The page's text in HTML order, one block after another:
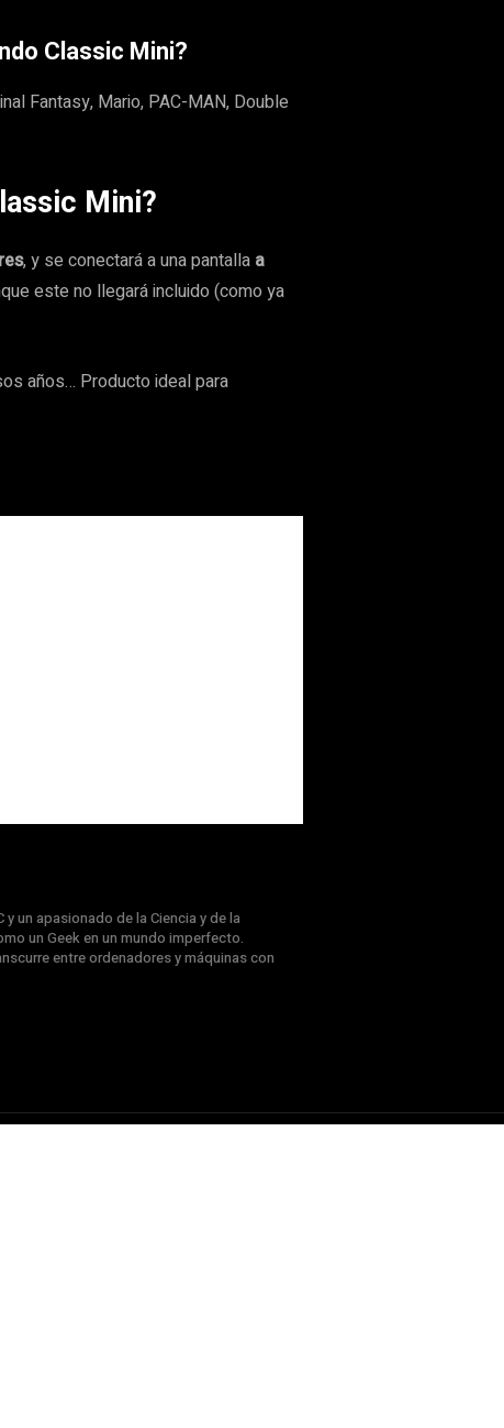
Classic Mini?
Fantasy, Mario, PAC-MAN, Double
Mini?
, y se conectará a una pantalla a
este no llegará incluido (como ya
años… Producto ideal para
un apasionado de la Ciencia y de la
un Geek en un mundo imperfecto.
entre ordenadores y máquinas con